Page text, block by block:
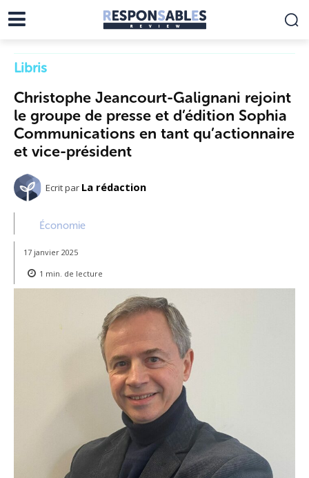
Libris
Christophe Jeancourt-Galignani rejoint
le groupe de presse et d’édition Sophia
Communications en tant qu’actionnaire
et vice-président
Ecrit par La rédaction
Économie
17 janvier 2025
1 min. de lecture